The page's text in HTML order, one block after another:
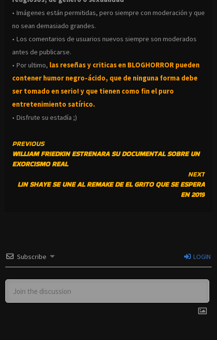
• Imágenes están permitidas, pero siempre con moderación y que
no sean demasiado grandes.
• Los comentarios de usuarios nuevos siempre son moderados
antes de publicarse.
• Por ultimo, las reseñas y criticas en BLOGHORROR pueden
contener humor negro-ácido, que de ninguna forma debe
ser tomado en serio! y que tienen como fin el puro
entretenimiento satírico.
• Disfrute su estadía ;)
CONTINUE
READING
PREVIOUS
WILLIAM FRIEDKIN ESTRENARA SU DOCUMENTAL SOBRE UN
EXORCISMO REAL
NEXT
LIN SHAYE SE UNE AL REMAKE DE EL GRITO QUE SE ESPERA
EN 2019
Subscribe LOGIN